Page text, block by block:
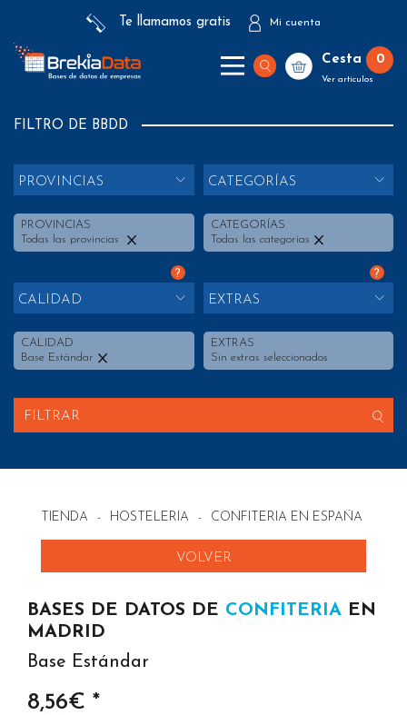
Te llamamos gratis Mi cuenta
Cesta 0
Ver artículos
FILTRO DE BBDD
PROVINCIAS
PROVINCIAS
Todas las provincias
CATEGORÍAS
CATEGORÍAS
Todas las categorías
?
CALIDAD
CALIDAD
Base Estándar
?
EXTRAS
EXTRAS
Sin extras seleccionados
FILTRAR
TIENDA - HOSTELERIA - CONFITERIA EN ESPAÑA
VOLVER
BASES DE DATOS DE CONFITERIA EN
MADRID
Base Estándar
8,56€ *